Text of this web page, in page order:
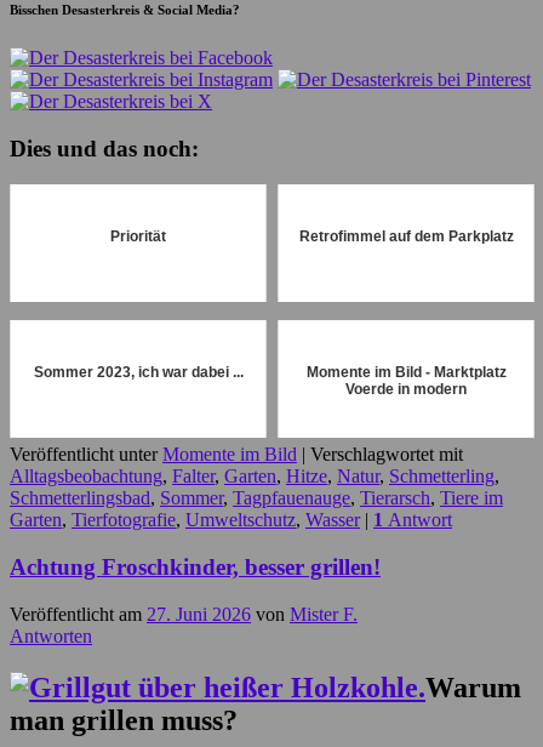
Bisschen Desasterkreis & Social Media?
Dies und das noch:
Priorität Retrofimmel auf dem Parkplatz
Sommer 2023, ich war dabei ...
Momente im Bild - Marktplatz
Voerde in modern
Veröffentlicht unter Momente im Bild | Verschlagwortet mit
Alltagsbeobachtung, Falter, Garten, Hitze, Natur, Schmetterling,
Schmetterlingsbad, Sommer, Tagpfauenauge, Tierarsch, Tiere im
Garten, Tierfotografie, Umweltschutz, Wasser | 1 Antwort
Achtung Froschkinder, besser grillen!
Veröffentlicht am 27. Juni 2026 von Mister F.
Antworten
Warum
man grillen muss?